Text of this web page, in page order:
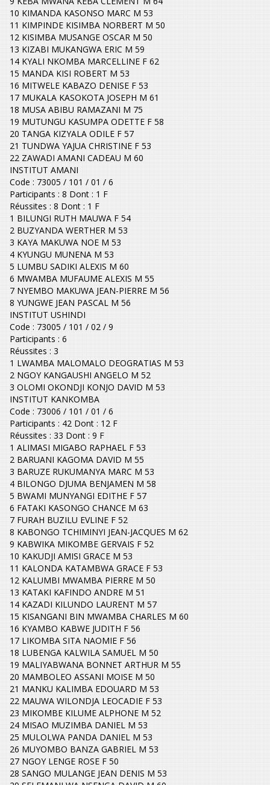
10 KIMANDA KASONSO MARC M 53
11 KIMPINDE KISIMBA NORBERT M 50
12 KISIMBA MUSANGE OSCAR M 50
13 KIZABI MUKANGWA ERIC M 59
14 KYALI NKOMBA MARCELLINE F 62
15 MANDA KISI ROBERT M 53
16 MITWELE KABAZO DENISE F 53
17 MUKALA KASOKOTA JOSEPH M 61
18 MUSA ABIBU RAMAZANI M 75
19 MUTUNGU KASUMPA ODETTE F 58
20 TANGA KIZYALA ODILE F 57
21 TUNDWA YAJUA CHRISTINE F 53
22 ZAWADI AMANI CADEAU M 60
INSTITUT AMANI
Code : 73005 / 101 / 01 / 6
Participants : 8 Dont : 1 F
Réussites : 8 Dont : 1 F
1 BILUNGI RUTH MAUWA F 54
2 BUZYANDA WERTHER M 53
3 KAYA MAKUWA NOE M 53
4 KYUNGU MUNENA M 53
5 LUMBU SADIKI ALEXIS M 60
6 MWAMBA MUFAUME ALEXIS M 55
7 NYEMBO MAKUWA JEAN-PIERRE M 56
8 YUNGWE JEAN PASCAL M 56
INSTITUT USHINDI
Code : 73005 / 101 / 02 / 9
Participants : 6
Réussites : 3
1 LWAMBA MALOMALO DEOGRATIAS M 53
2 NGOY KANGAUSHI ANGELO M 52
3 OLOMI OKONDJI KONJO DAVID M 53
INSTITUT KANKOMBA
Code : 73006 / 101 / 01 / 6
Participants : 42 Dont : 12 F
Réussites : 33 Dont : 9 F
1 ALIMASI MIGABO RAPHAEL F 53
2 BARUANI KAGOMA DAVID M 55
3 BARUZE RUKUMANYA MARC M 53
4 BILONGO DJUMA BENJAMEN M 58
5 BWAMI MUNYANGI EDITHE F 57
6 FATAKI KASONGO CHANCE M 63
7 FURAH BUZILU EVLINE F 52
8 KABONGO TCHIMINYI JEAN-JACQUES M 62
9 KABWIKA MIKOMBE GERVAIS F 52
10 KAKUDJI AMISI GRACE M 53
11 KALONDA KATAMBWA GRACE F 53
12 KALUMBI MWAMBA PIERRE M 50
13 KATAKI KAFINDO ANDRE M 51
14 KAZADI KILUNDO LAURENT M 57
15 KISANGANI BIN MWAMBA CHARLES M 60
16 KYAMBO KABWE JUDITH F 56
17 LIKOMBA SITA NAOMIE F 56
18 LUBENGA KALWILA SAMUEL M 50
19 MALIYABWANA BONNET ARTHUR M 55
20 MAMBOLEO ASSANI MOISE M 50
21 MANKU KALIMBA EDOUARD M 53
22 MAUWA WILONDJA LEOCADIE F 53
23 MIKOMBE KILUME ALPHONE M 52
24 MISAO MUZIMBA DANIEL M 53
25 MULOLWA PANDA DANIEL M 53
26 MUYOMBO BANZA GABRIEL M 53
27 NGOY LENGE ROSE F 50
28 SANGO MULANGE JEAN DENIS M 53